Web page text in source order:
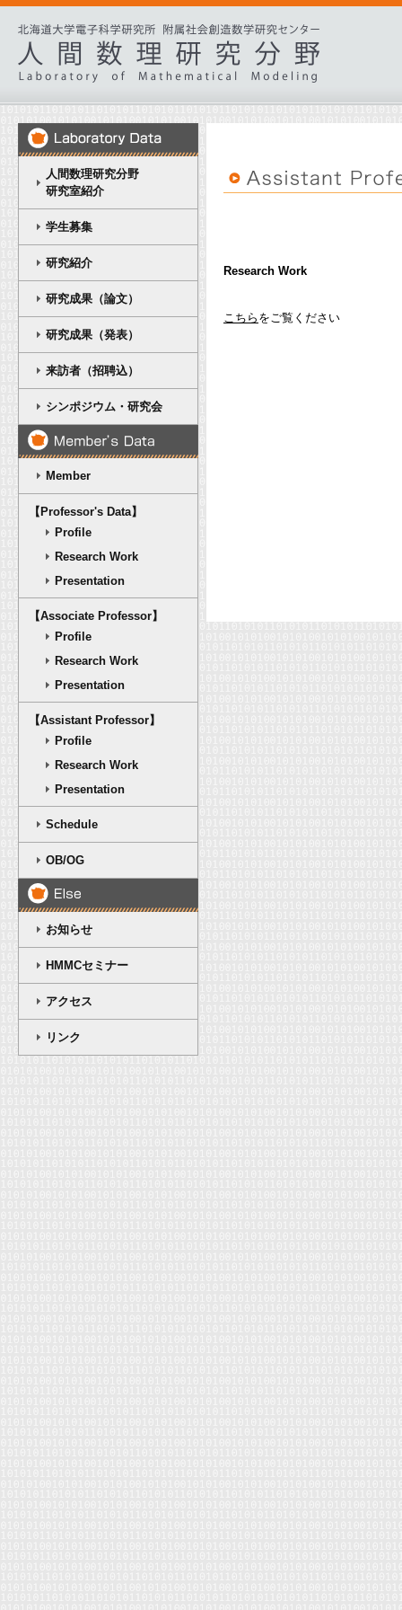
人間数理研究分野
研究室紹介
学生募集
研究紹介
研究成果（論文）
研究成果（発表）
来訪者（招聘込）
シンポジウム・研究会
Member
【Professor's Data】
Profile
Research Work
Presentation
【Associate Professor】
Profile
Research Work
Presentation
【Assistant Professor】
Profile
Research Work
Presentation
Schedule
OB/OG
お知らせ
HMMCセミナー
アクセス
リンク
Research Work
こちら をご覧ください